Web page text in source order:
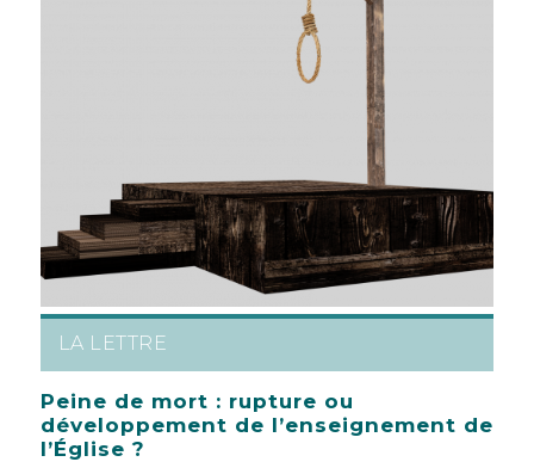
LA LETTRE
Peine de mort : rupture ou
développement de l’enseignement de
l’Église ?